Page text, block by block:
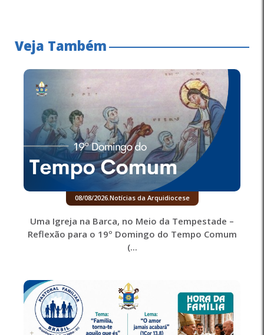
Veja Também
08/08/2026.Notícias da Arquidiocese
Uma Igreja na Barca, no Meio da Tempestade –
Reflexão para o 19º Domingo do Tempo Comum
(...